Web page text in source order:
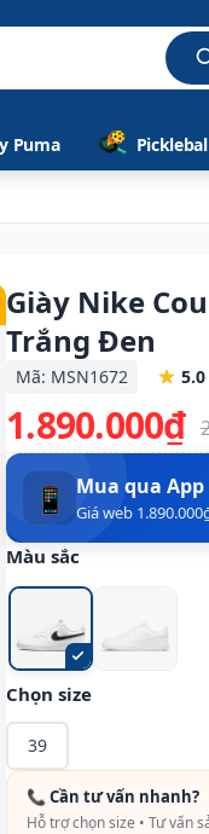
Puma
Giày Nike
Trắng Đen
Mã: MSN1672 5.0
1.890.000₫
📱 Mua qua
Giá web
Màu sắc
Chọn size
39
📞 Cần tư vấn nhanh?
Hỗ trợ chọn size • Tư vấn